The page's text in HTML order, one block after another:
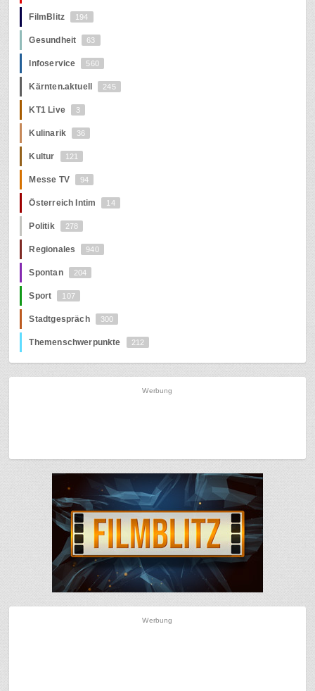
FilmBlitz 194
Gesundheit 63
Infoservice 560
Kärnten.aktuell 245
KT1 Live 3
Kulinarik 36
Kultur 121
Messe TV 94
Österreich Intim 14
Politik 278
Regionales 940
Spontan 204
Sport 107
Stadtgespräch 300
Themenschwerpunkte 212
Werbung
Werbung